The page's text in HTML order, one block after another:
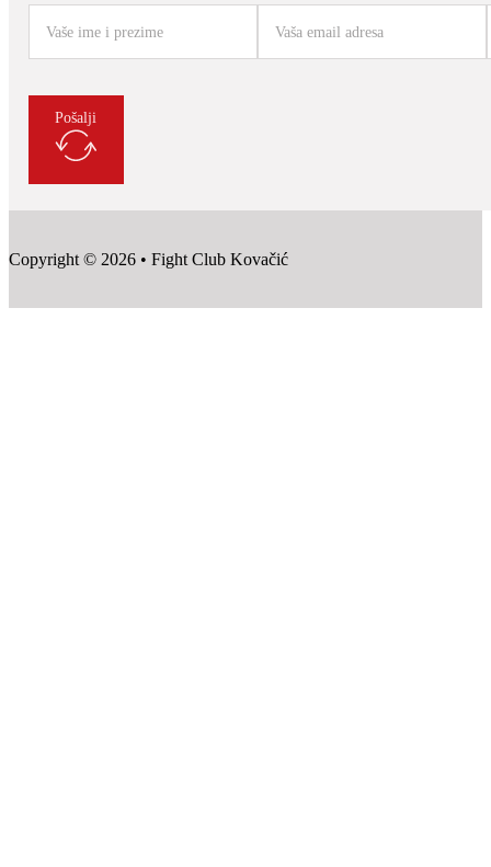
Pošalji
Copyright © 2026 • Fight Club Kovačić